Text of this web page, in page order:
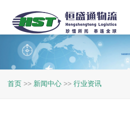
首页 >> 新闻中心 >> 行业资讯